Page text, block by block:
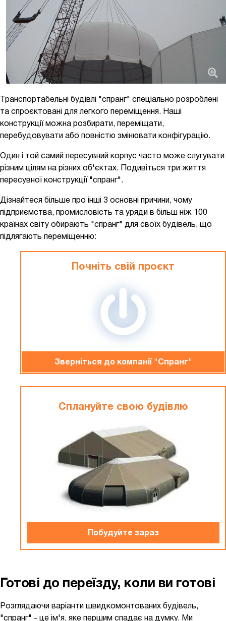
Транспортабельні будівлі "спранг" спеціально розроблені
та спроєктовані для легкого переміщення. Наші
конструкції можна розбирати, переміщати,
перебудовувати або повністю змінювати конфігурацію.
Один і той самий пересувний корпус часто може слугувати
різним цілям на різних об'єктах. Подивіться три життя
пересувної конструкції "спранг".
Дізнайтеся більше про інші 3 основні причини, чому
підприємства, промисловість та уряди в більш ніж 100
країнах світу обирають "спранг" для своїх будівель, що
підлягають переміщенню:
Почніть свій проєкт
Зверніться до компанiї "Спранг"
Сплануйте свою будiвлю
Побудуйте зараз
Готові до переїзду, коли ви готові
Розглядаючи варіанти швидкомонтованих будівель,
"спранг" - це ім'я, яке першим спадає на думку. Ми